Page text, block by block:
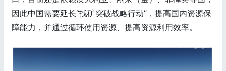
因此中国需要延长“找矿突破战略行动”，提高国内资源保
障能力，并通过循环使用资源、提高资源利用效率。